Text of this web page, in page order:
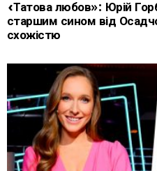
«Татова любов»: Юрій
старшим сином від
схожістю